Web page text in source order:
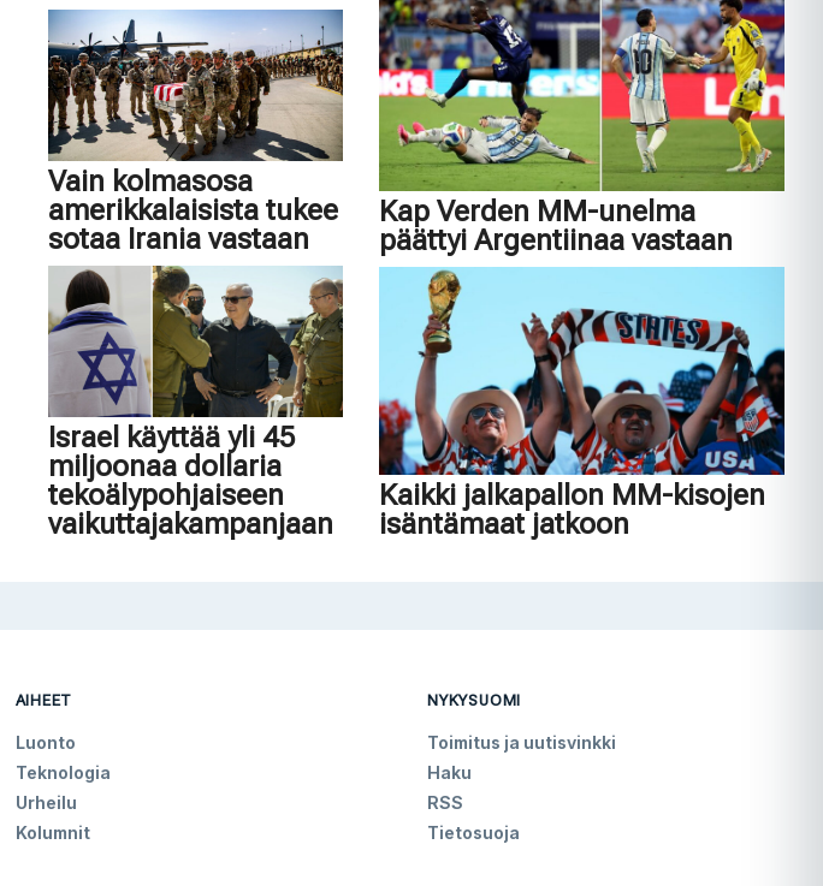
Vain kolmasosa
amerikkalaisista tukee
sotaa Irania vastaan
Israel käyttää yli 45
miljoonaa dollaria
tekoälypohjaiseen
vaikuttajakampanjaan
Kap Verden MM-unelma
päättyi Argentiinaa vastaan
Kaikki jalkapallon MM-kisojen
isäntämaat jatkoon
AIHEET
Luonto
Teknologia
Urheilu
Kolumnit
NYKYSUOMI
Toimitus ja uutisvinkki
Haku
RSS
Tietosuoja